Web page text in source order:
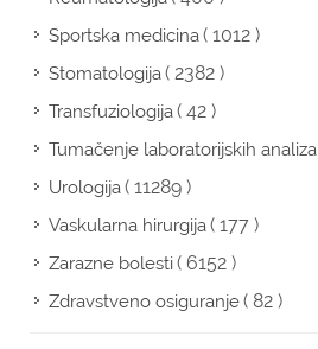
Sportska medicina( 1012 )
Stomatologija( 2382 )
Transfuziologija( 42 )
Tumačenje laboratorijskih analiza
Urologija( 11289 )
Vaskularna hirurgija( 177 )
Zarazne bolesti( 6152 )
Zdravstveno osiguranje( 82 )